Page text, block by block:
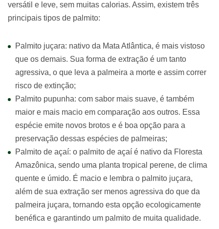
versátil e leve, sem muitas calorias. Assim, existem três
principais tipos de palmito:
Palmito juçara: nativo da Mata Atlântica, é mais vistoso
que os demais. Sua forma de extração é um tanto
agressiva, o que leva a palmeira a morte e assim correr
risco de extinção;
Palmito pupunha: com sabor mais suave, é também
maior e mais macio em comparação aos outros. Essa
espécie emite novos brotos e é boa opção para a
preservação dessas espécies de palmeiras;
Palmito de açaí: o palmito de açaí é nativo da Floresta
Amazônica, sendo uma planta tropical perene, de clima
quente e úmido. É macio e lembra o palmito juçara,
além de sua extração ser menos agressiva do que da
palmeira juçara, tornando esta opção ecologicamente
benéfica e garantindo um palmito de muita qualidade.